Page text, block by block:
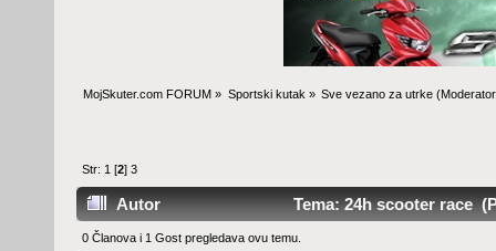
MojSkuter.com FORUM » Sportski kutak » Sve vezano za utrke
Str: 1 [2]3
Autor Tema: 24h scooter race
0 Članova i 1 Gost pregledava ovu temu.